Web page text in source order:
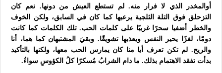
أوالمخدر الذي لا فرار منه. لم تستطع العيش من دونها. نعم كان
التزحلق فوق التلة الثلجية يرعبها كما كان في السابق، ولكن الخوف
والخطر أضفيا سحرًا غريبًا على كلمات الحب. تلك الكلمات كما كانت
دومًا، لغزًا يحير النفس ويعذبها تشويقًا. وبقيَ المشتبهان كما هما، أنا
والريح. لم تكن تعرف أيا منا كان يمارس الحب معها، ولكنها بالتأكيد
بدأت تفقد الاهتمام بذلك. ما دام الشرابُ مُسكرًا كلُ الكؤوسِ سواءُ.